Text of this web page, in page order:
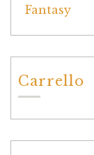
Carrello